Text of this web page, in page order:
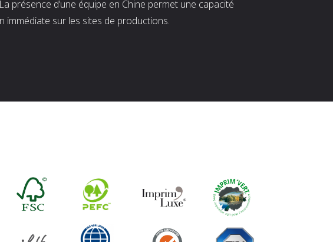
présence d’une équipe en Chine permet une capacité
immédiate sur les sites de productions.